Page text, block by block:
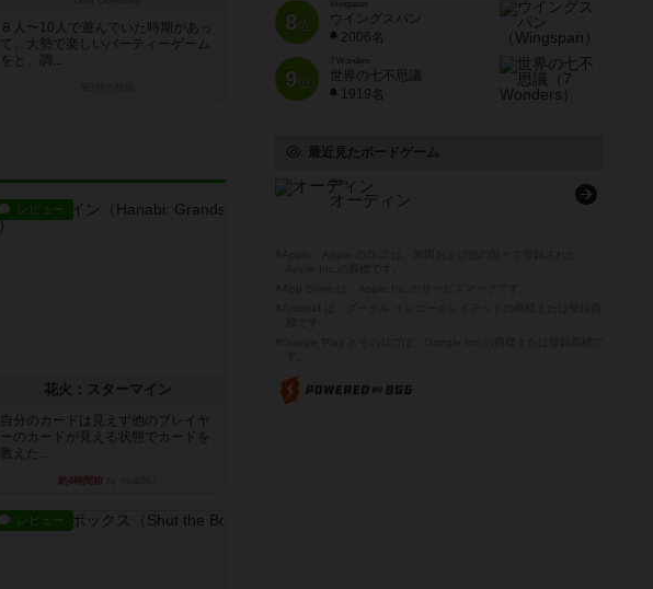
８人〜10人で遊んでいた時期があっ
て、大勢で楽しいパーティーゲーム
をと、調...
レビュー
花火：スターマイン
自分のカードは見えず他のプレイヤ
ーのカードが見える状態でカードを
教えた...
約4時間前
レビュー
8位
Wingspan
ウイングスパン
2006名
9位
7 Wonders
世界の七不思議
1919名
最近見たボードゲーム
Odin
オーディン